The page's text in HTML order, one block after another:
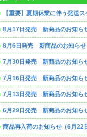
【重要】夏期休業に伴う発送
8月17日発売 新商品のお知ら
8月6日発売 新商品のお知らせ
7月30日発売 新商品のお知ら
7月16日発売 新商品のお知ら
7月13日発売 新商品のお知ら
6月29日発売 新商品のお知ら
商品再入荷のお知らせ（6月22